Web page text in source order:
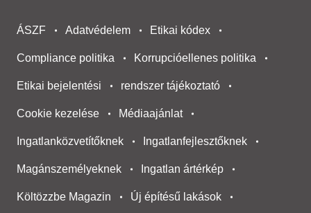
ÁSZF Adatvédelem Etikai kódex
Compliance politika Korrupcióellenes politika
Etikai bejelentési rendszer tájékoztató
Cookie kezelése Médiaajánlat
Ingatlanközvetítőknek Ingatlanfejlesztőknek
Magánszemélyeknek Ingatlan ártérkép
Költözzbe Magazin Új építésű lakások